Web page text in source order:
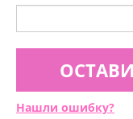
Нашли ошибку?